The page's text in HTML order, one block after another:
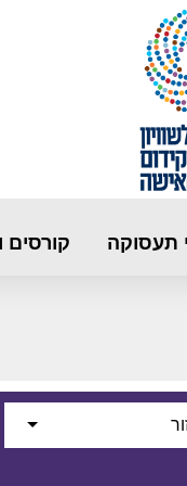
תעסוקה קורסים